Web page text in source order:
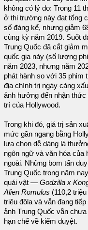
không có lý do: Trong 11
ở thị trường này đạt tổng
số đáng kể, nhưng giảm
cùng kỳ năm 2019. Suốt
Trung Quốc đã cắt giảm
quốc gia này (số lượng
năm 2023, nhưng năm
phát hành so với 35 phim
địa chính trị ngày càng
ảnh hưởng đến nhận
trí của Hollywood.
Trong khi đó, giá trị sản
mức gần ngang bằng
lựa chọn dễ dàng là
ngôn ngữ và văn hóa
ngoài. Những bom tấn
Trung Quốc trong năm
quái vật — Godzilla x
Alien Romulus (110,2
triệu đôla và vẫn đang
ảnh Trung Quốc vẫn
hạn chế về kiểm duyệt.